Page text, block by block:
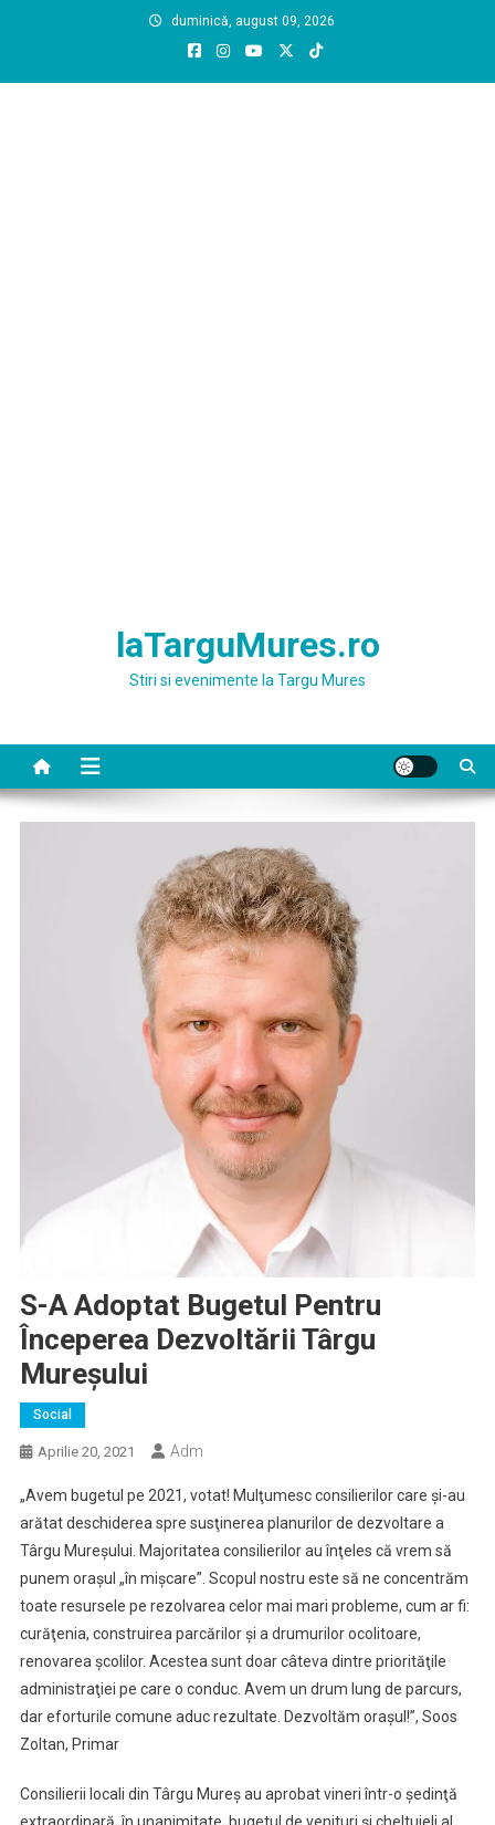
duminică, august 09, 2026
laTarguMures.ro
Stiri si evenimente la Targu Mures
S-A Adoptat Bugetul Pentru
Începerea Dezvoltării Târgu
Mureşului
Social
Aprilie 20, 2021 Adm
„Avem bugetul pe 2021, votat! Mulţumesc consilierilor care şi-au
arătat deschiderea spre susţinerea planurilor de dezvoltare a
Târgu Mureşului. Majoritatea consilierilor au înţeles că vrem să
punem oraşul „în mişcare”. Scopul nostru este să ne concentrăm
toate resursele pe rezolvarea celor mai mari probleme, cum ar fi:
curăţenia, construirea parcărilor şi a drumurilor ocolitoare,
renovarea şcolilor. Acestea sunt doar câteva dintre priorităţile
administraţiei pe care o conduc. Avem un drum lung de parcurs,
dar eforturile comune aduc rezultate. Dezvoltăm oraşul!”, Soos
Zoltan, Primar
Consilierii locali din Târgu Mureş au aprobat vineri într-o şedinţă